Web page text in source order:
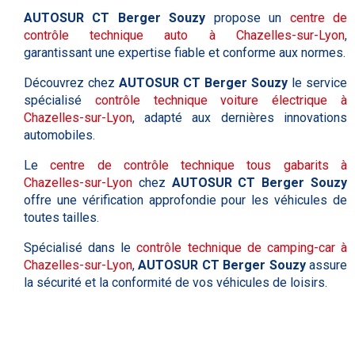
AUTOSUR CT Berger Souzy propose un centre de
contrôle technique auto à Chazelles-sur-Lyon,
garantissant une expertise fiable et conforme aux normes.
Découvrez chez AUTOSUR CT Berger Souzy le service
spécialisé contrôle technique voiture électrique à
Chazelles-sur-Lyon, adapté aux dernières innovations
automobiles.
Lecentre de contrôle technique tous gabarits à
Chazelles-sur-Lyon chez AUTOSUR CT Berger Souzy
offre une vérification approfondie pour les véhicules de
toutes tailles.
Spécialisé dans lecontrôle technique de camping-car à
Chazelles-sur-Lyon,AUTOSUR CT Berger Souzyassure
la sécurité et la conformité de vos véhicules de loisirs.